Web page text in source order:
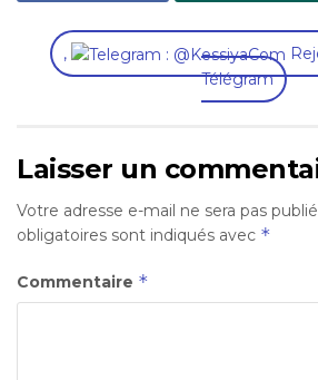
,
Télégram
Laisser un
Votre adresse e-mail ne sera pas
obligatoires sont indiqués avec *
Commentaire *